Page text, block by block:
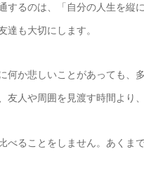
するのは、「自分の人生を縦
達も大切にします。
何か悲しいことがあっても、
友人や周囲を見渡す時間より
べることをしません。あくま